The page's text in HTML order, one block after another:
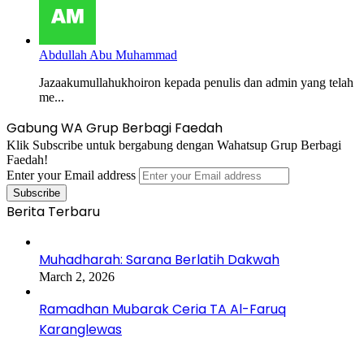
Abdullah Abu Muhammad
Jazaakumullahukhoiron kepada penulis dan admin yang telah
me...
Gabung WA Grup Berbagi Faedah
Klik Subscribe untuk bergabung dengan Wahatsup Grup Berbagi
Faedah!
Enter your Email address
Berita Terbaru
Muhadharah: Sarana Berlatih Dakwah
March 2, 2026
Ramadhan Mubarak Ceria TA Al-Faruq
Karanglewas